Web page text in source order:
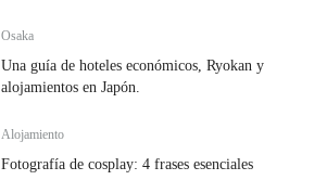
Osaka
Una guía de hoteles económicos, Ryokan y
alojamientos en Japón.
Alojamiento
Fotografía de cosplay: 4 frases esenciales